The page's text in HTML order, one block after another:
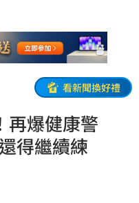
看新聞換好禮
再爆健康警
得繼續練